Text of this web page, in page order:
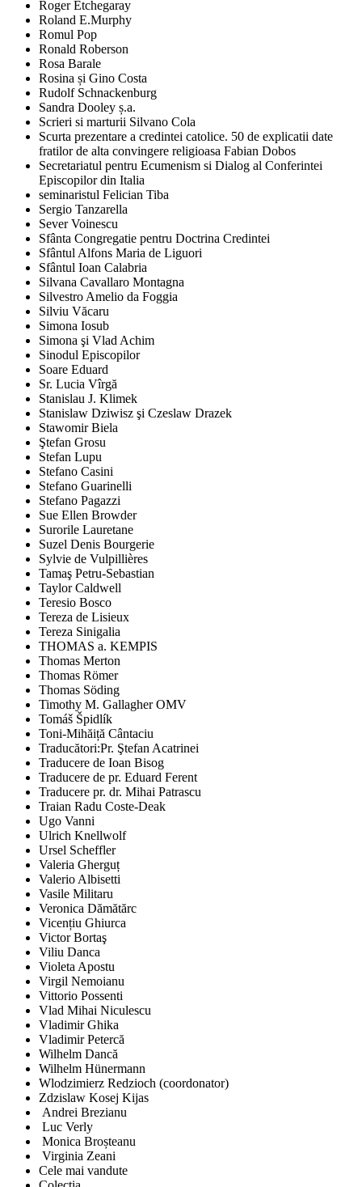
Roger Etchegaray
Roland E.Murphy
Romul Pop
Ronald Roberson
Rosa Barale
Rosina și Gino Costa
Rudolf Schnackenburg
Sandra Dooley ș.a.
Scrieri si marturii Silvano Cola
Scurta prezentare a credintei catolice. 50 de explicatii date
fratilor de alta convingere religioasa Fabian Dobos
Secretariatul pentru Ecumenism si Dialog al Conferintei
Episcopilor din Italia
seminaristul Felician Tiba
Sergio Tanzarella
Sever Voinescu
Sfânta Congregatie pentru Doctrina Credintei
Sfântul Alfons Maria de Liguori
Sfântul Ioan Calabria
Silvana Cavallaro Montagna
Silvestro Amelio da Foggia
Silviu Văcaru
Simona Iosub
Simona şi Vlad Achim
Sinodul Episcopilor
Soare Eduard
Sr. Lucia Vîrgă
Stanislau J. Klimek
Stanislaw Dziwisz şi Czeslaw Drazek
Stawomir Biela
Ştefan Grosu
Stefan Lupu
Stefano Casini
Stefano Guarinelli
Stefano Pagazzi
Sue Ellen Browder
Surorile Lauretane
Suzel Denis Bourgerie
Sylvie de Vulpillières
Tamaş Petru-Sebastian
Taylor Caldwell
Teresio Bosco
Tereza de Lisieux
Tereza Sinigalia
THOMAS a. KEMPIS
Thomas Merton
Thomas Römer
Thomas Söding
Timothy M. Gallagher OMV
Tomáš Špidlík
Toni-Mihăiță Cântaciu
Traducători:Pr. Ştefan Acatrinei
Traducere de Ioan Bisog
Traducere de pr. Eduard Ferent
Traducere pr. dr. Mihai Patrascu
Traian Radu Coste-Deak
Ugo Vanni
Ulrich Knellwolf
Ursel Scheffler
Valeria Gherguț
Valerio Albisetti
Vasile Militaru
Veronica Dămătărc
Vicențiu Ghiurca
Victor Bortaş
Viliu Danca
Violeta Apostu
Virgil Nemoianu
Vittorio Possenti
Vlad Mihai Niculescu
Vladimir Ghika
Vladimir Petercă
Wilhelm Dancă
Wilhelm Hünermann
Wlodzimierz Redzioch (coordonator)
Zdzislaw Kosej Kijas
Andrei Brezianu
Luc Verly
Monica Broșteanu
Virginia Zeani
Cele mai vandute